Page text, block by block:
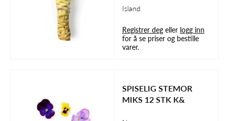
Island
Registrer deg eller logg inn
for å se priser og bestille
varer.
SPISELIG STEMOR
MIKS 12 STK K&